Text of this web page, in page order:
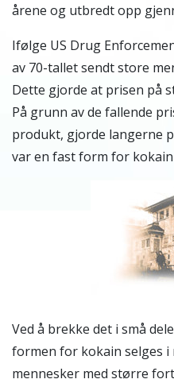
årene og utbredt opp
Ifølge US Drug
av 70-tallet sendt store
Dette gjorde at prisen på
På grunn av de fallende
produkt, gjorde langerne
var en fast form for
Ved å brekke det i små
formen for kokain selges
mennesker med større